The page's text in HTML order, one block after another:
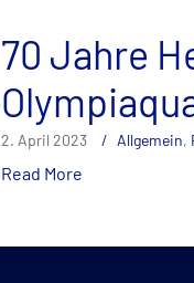
70 Jahre
2. April 2023 Allgemein,
Read More